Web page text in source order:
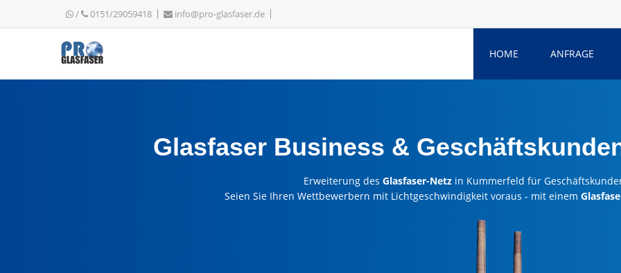
/ 0151/29059418 info@pro-glasfaser.de
HOME ANFRAGE
Glasfaser Business &
Erweiterung des Glasfaser-Netz in Kummerfeld für
Seien Sie Ihren Wettbewerbern mit Lichtgeschwindigkeit voraus - mit einem